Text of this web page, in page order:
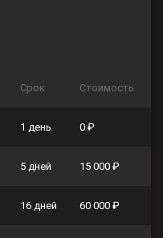
Срок Стоимость
1 день 0 ₽
5 дней 15 000 ₽
16 дней 60 000 ₽